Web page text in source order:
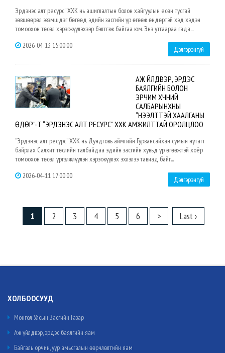
Эрдэнэс алт ресурс” ХХК нь ашиглалтын болон хайгуулын есөн тусгай
зөвшөөрөл эзэмшдэг бөгөөд эдийн засгийн үр өгөөж өндөртэй хэд хэдэн
томоохон төсөл хэрэгжүүлэхээр бэлтгэж байгаа юм. Энэ утгаараа гада...
2026-04-13 15:00:00
Дэлгэрэнгүй
АЖ ҮЙЛДВЭР, ЭРДЭС
БАЯЛГИЙН БОЛОН
ЭРЧИМ ХҮЧНИЙ
САЛБАРЫНХНЫ
“НЭЭЛТТЭЙ ХААЛГАНЫ
ӨДӨР”-Т “ЭРДЭНЭС АЛТ РЕСУРС” ХХК АМЖИЛТТАЙ ОРОЛЦЛОО
”Эрдэнэс алт ресурс” ХХК нь Дундговь аймгийн Гурвансайхан сумын нутагт
байрлах Салхит төслийн талбайдаа эдийн засгийн хувьд үр өгөөжтэй хоёр
томоохон төсөл үргэлжлүүлэн хэрэгжүүлэх эхлэлээ тавиад байг...
2026-04-11 17:00:00
Дэлгэрэнгүй
1 2 3 4 5 6 > Last ›
ХОЛБООСУУД
Монгол Улсын Засгийн Газар
Аж үйлдвэр, эрдэс баялгийн яам
Байгаль орчин, уур амьсгалын өөрчлөлтийн яам